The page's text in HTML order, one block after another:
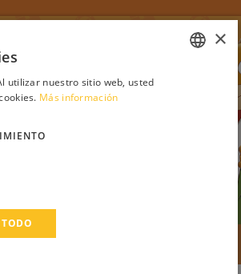
×
utilizar nuestro sitio web, usted
Más información
TODO